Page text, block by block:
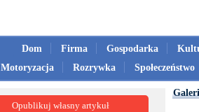
Dom Firma Gospodarka
Motoryzacja
Rozrywka Społeczeństwo
Opublikuj własny artykuł